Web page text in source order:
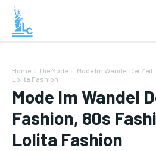
Home Die Mode
Mode Im Wandel Der
Lolita Fashion
Mode Im Wandel
Fashion, 80s
Lolita Fashion